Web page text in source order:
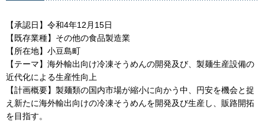
【承認日】令和4年12月15日
【既存業種】その他の食品製造業
【所在地】小豆島町
【テーマ】海外輸出向け冷凍そうめんの開発及び、製麺生産設備の
近代化による生産性向上
【計画概要】製麺類の国内市場が縮小に向かう中、円安を機会と捉
え新たに海外輸出向けの冷凍そうめんを開発及び生産し、販路開拓
を目指す。